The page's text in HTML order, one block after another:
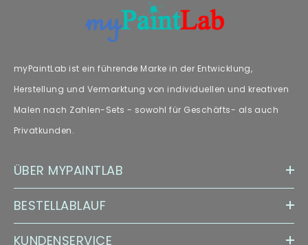
empfehlen unseren Fachartikel [„Farbabweichungen
myPaintLab ist ein führende Marke in der Entwicklung,
Herstellung und Vermarktung von individuellen und kreativen
Malen nach Zahlen-Sets - sowohl für Geschäfts- als auch
Privatkunden.
ÜBER MYPAINTLAB
BESTELLABLAUF
KUNDENSERVICE